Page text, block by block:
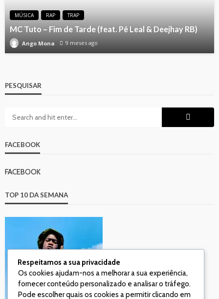
MÚSICA RAP TRAP
MC Tuto – Fim de Tarde (feat. Pê Leal & Deejhay RB)
Ango Mona 9 meses ago
PESQUISAR
FACEBOOK
FACEBOOK
TOP 10 DA SEMANA
Respeitamos a sua privacidade
Os cookies ajudam-nos a melhorar a sua experiência,
fornecer conteúdo personalizado e analisar o tráfego.
Pode escolher quais os cookies a permitir clicando em